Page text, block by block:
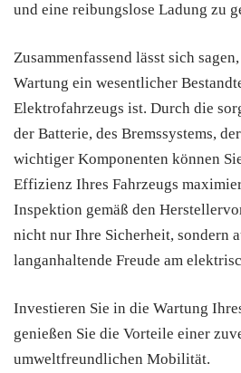
und eine reibungslose Ladung zu
Zusammenfassend lässt sich
Wartung ein wesentlicher
Elektrofahrzeugs ist. Durch die
der Batterie, des Bremssystems,
wichtiger Komponenten können
Effizienz Ihres Fahrzeugs
Inspektion gemäß den
nicht nur Ihre Sicherheit, sondern
langanhaltende Freude am
Investieren Sie in die Wartung
genießen Sie die Vorteile einer
umweltfreundlichen Mobilität.